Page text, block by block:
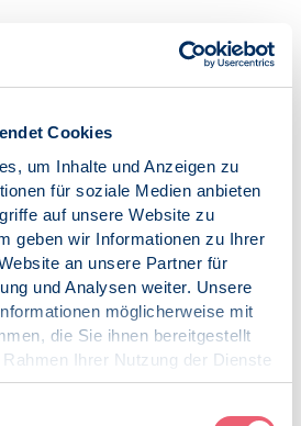
Cookies
um Inhalte und Anzeigen zu
für soziale Medien anbieten
auf unsere Website zu
geben wir Informationen zu Ihrer
an unsere Partner für
und Analysen weiter. Unsere
möglicherweise mit
die Sie ihnen bereitgestellt
Ihrer Nutzung der Dienste
dazu ein, mit anderen
der
darauf hin, dass bereits die
Folgen zeitigen. Sie reichen über
Gewaltbereitschaft und
zur Akzentuierung
Unterschiede und sind in
in der Gesellschaft verbunden.
Erklärung.